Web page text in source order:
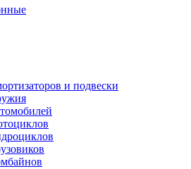
и подвески